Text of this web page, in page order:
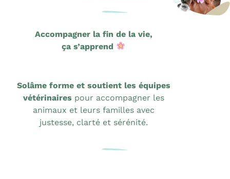
Accompagner la fin de la vie,
ça s’apprend
Solâme forme et soutient les équipes
vétérinaires pour accompagner les
animaux et leurs familles avec
justesse, clarté et sérénité.